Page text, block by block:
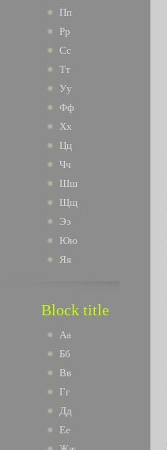
Пп
Рр
Сс
Тт
Уу
Фф
Хх
Цц
Чч
Шш
Щщ
Ээ
Юю
Яя
Block title
Аа
Бб
Вв
Гг
Дд
Ее